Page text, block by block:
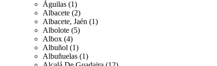
Águilas (1)
Albacete (2)
Albacete, Jaén (1)
Albolote (5)
Albox (4)
Albuñol (1)
Albuñuelas (1)